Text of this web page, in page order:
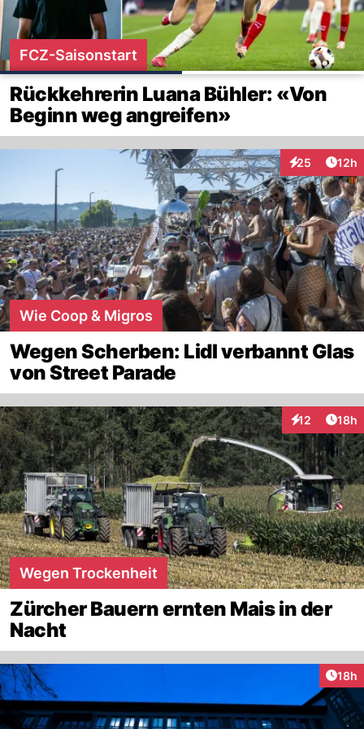
FCZ-Saisonstart
Rückkehrerin Luana Bühler: «Von
Beginn weg angreifen»
25
Interaktionen
12h
Wie Coop & Migros
Wegen Scherben: Lidl verbannt Glas
von Street Parade
12
Interaktionen
18h
Wegen Trockenheit
Zürcher Bauern ernten Mais in der
Nacht
18h